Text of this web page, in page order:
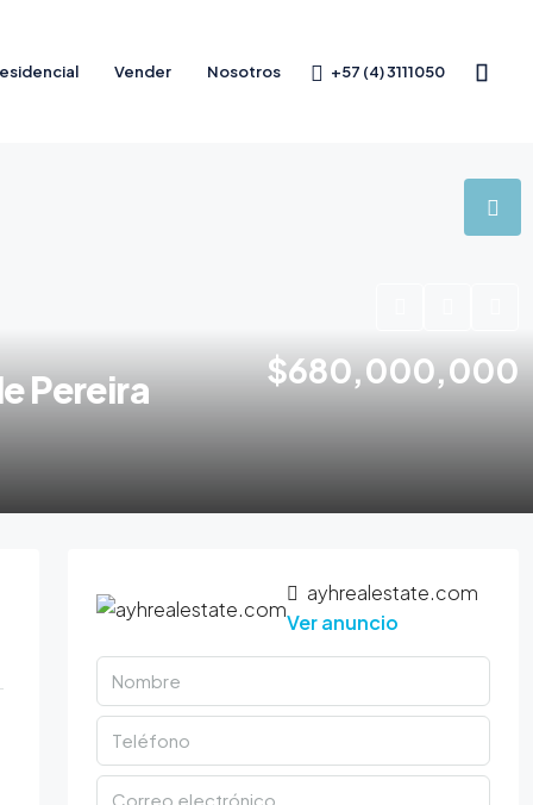
Vender Nosotros +57 (4) 3111050
Pereira $680,000,000
ayhrealestate.com
Ver anuncio